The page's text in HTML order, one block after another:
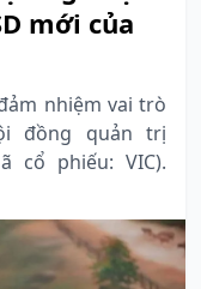
mới của
nhiệm vai trò
đồng quản trị
cổ phiếu: VIC).